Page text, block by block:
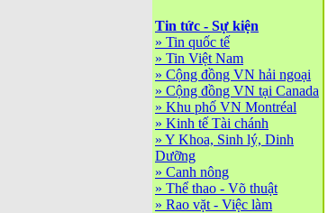
Tin tức - Sự kiện
» Tin quốc tế
» Tin Việt Nam
» Cộng đồng VN hải ngoại
» Cộng đồng VN tại Canada
» Khu phố VN Montréal
» Kinh tế Tài chánh
» Y Khoa, Sinh lý, Dinh
Dưỡng
» Canh nông
» Thể thao - Võ thuật
» Rao vặt - Việc làm